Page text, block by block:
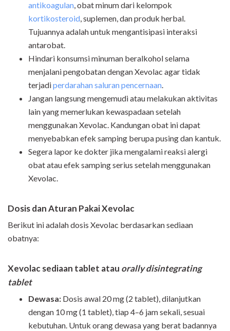
antikoagulan, obat minum dari kelompok
kortikosteroid, suplemen, dan produk herbal.
Tujuannya adalah untuk mengantisipasi interaksi
antarobat.
Hindari konsumsi minuman beralkohol selama
menjalani pengobatan dengan Xevolac agar tidak
terjadiperdarahan saluran pencernaan.
Jangan langsung mengemudi atau melakukan aktivitas
lain yang memerlukan kewaspadaan setelah
menggunakan Xevolac. Kandungan obat ini dapat
menyebabkan efek samping berupa pusing dan kantuk.
Segera lapor ke dokter jika mengalami reaksi alergi
obat atau efek samping serius setelah menggunakan
Xevolac.
Dosis dan Aturan Pakai Xevolac
Berikut ini adalah dosis Xevolac berdasarkan sediaan
obatnya:
Xevolac sediaan tablet atau orally disintegrating
tablet
Dewasa: Dosis awal 20 mg (2 tablet), dilanjutkan
dengan 10 mg (1 tablet), tiap 4–6 jam sekali, sesuai
kebutuhan. Untuk orang dewasa yang berat badannya